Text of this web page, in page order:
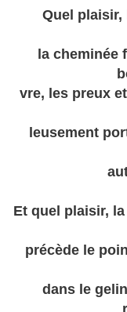
Quel plaisir,
la cheminée
vre, les preux
leusement
Et quel plaisir,
précède le
dans le